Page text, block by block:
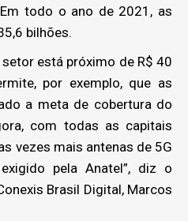
todo o ano de 2021, as
bilhões.
está próximo de R$ 40
por exemplo, que as
a meta de cobertura do
com todas as capitais
vezes mais antenas de 5G
pela Anatel”, diz o
Brasil Digital, Marcos